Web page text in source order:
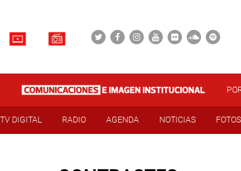
TV DIGITAL RADIO AGENDA NOTICIAS